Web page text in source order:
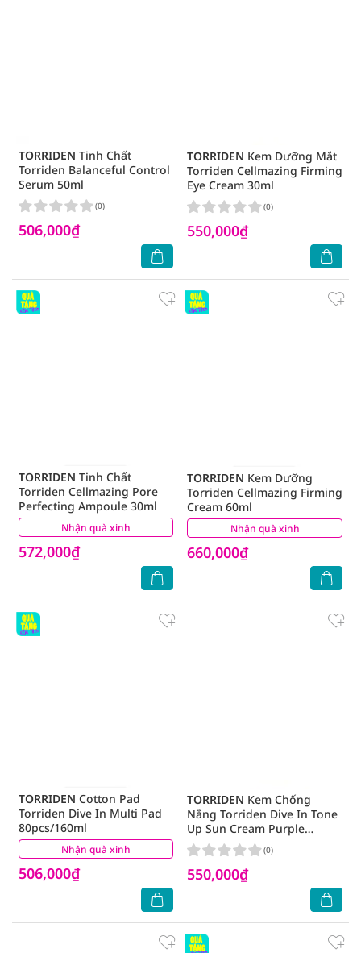
TORRIDEN Tinh Chất
Torriden Balanceful Control
Serum 50ml
506,000₫
(0)
TORRIDEN Kem Dưỡng Mắt
Torriden Cellmazing Firming
Eye Cream 30ml
550,000₫
(0)
Nhận quà xinh
TORRIDEN Tinh Chất
Torriden Cellmazing Pore
Perfecting Ampoule 30ml
572,000₫
(0) Nhận quà xinh
TORRIDEN Kem Dưỡng
Torriden Cellmazing Firming
Cream 60ml
660,000₫
(0)
Nhận quà xinh
TORRIDEN Cotton Pad
Torriden Dive In Multi Pad
80pcs/160ml
506,000₫
(0)
TORRIDEN Kem Chống
Nắng Torriden Dive In Tone
Up Sun Cream Purple
SPF50+ PA++++ 60ml
550,000₫
(0)